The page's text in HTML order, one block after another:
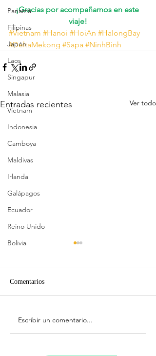
Panamá
Filipinas
Japón
Laos
Singapur
Malasia
Vietnam
Indonesia
Camboya
Maldivas
Irlanda
Galápagos
Ecuador
Reino Unido
Bolivia
¡Gracias por acompañarnos en este
viaje!
#Vietnam #Hanoi #HoiAn #HalongBay
#DeltaMekong #Sapa #NinhBinh
Entradas recientes Ver todo
Comentarios
Escribir un comentario...